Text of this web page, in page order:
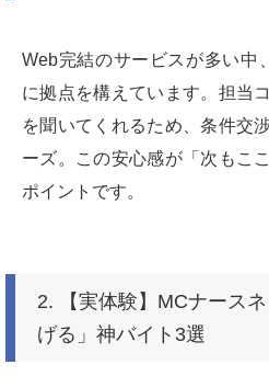
Web完結のサービスが多い中
に拠点を構えています。担当
を聞いてくれるため、条件交
ーズ。この安心感が「次もこ
ポイントです。
2. 【実体験】MCナース
げる」神バイト3選